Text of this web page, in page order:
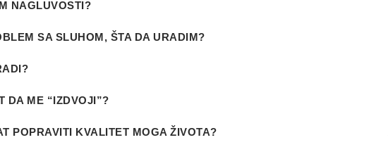
NAGLUVOSTI?
SA SLUHOM, ŠTA DA URADIM?
DA ME “IZDVOJI”?
POPRAVITI KVALITET MOGA ŽIVOTA?